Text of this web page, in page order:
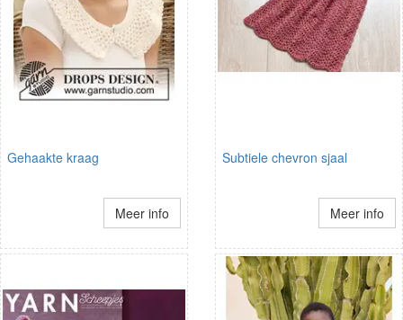
Gehaakte kraag
Meer info
Subtiele chevron sjaal
Meer info